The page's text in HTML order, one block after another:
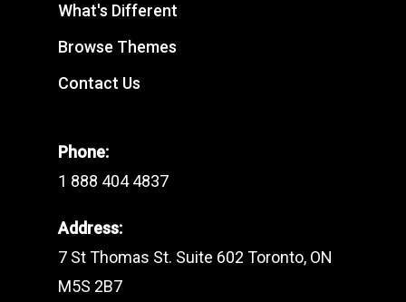
What's Different
Browse Themes
Contact Us
Phone:
1 888 404 4837
Address:
7 St Thomas St. Suite 602 Toronto, ON
M5S 2B7